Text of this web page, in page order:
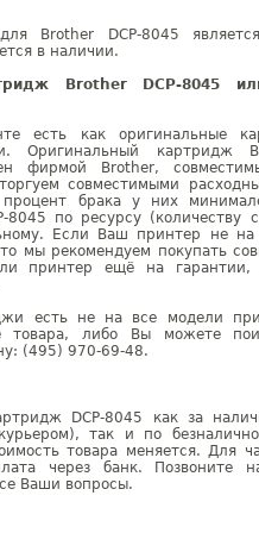
Brother DCP-8045
в наличии.
Brother DCP-8045
есть как оригинальные
Оригинальный картридж
фирмой Brother,
совместимыми
процент брака у них
8045 по ресурсу (количеству
Если Ваш принтер не на
мы рекомендуем покупать
принтер ещё на
есть не на все модели
товара, либо Вы можете
(495) 970-69-48.
DCP-8045 как за
так и по
товара меняется. Для
через банк. Позвоните
Ваши вопросы.